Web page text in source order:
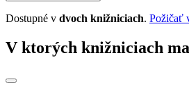
Dostupné v dvoch knižniciach. Požičať
V ktorých knižniciach